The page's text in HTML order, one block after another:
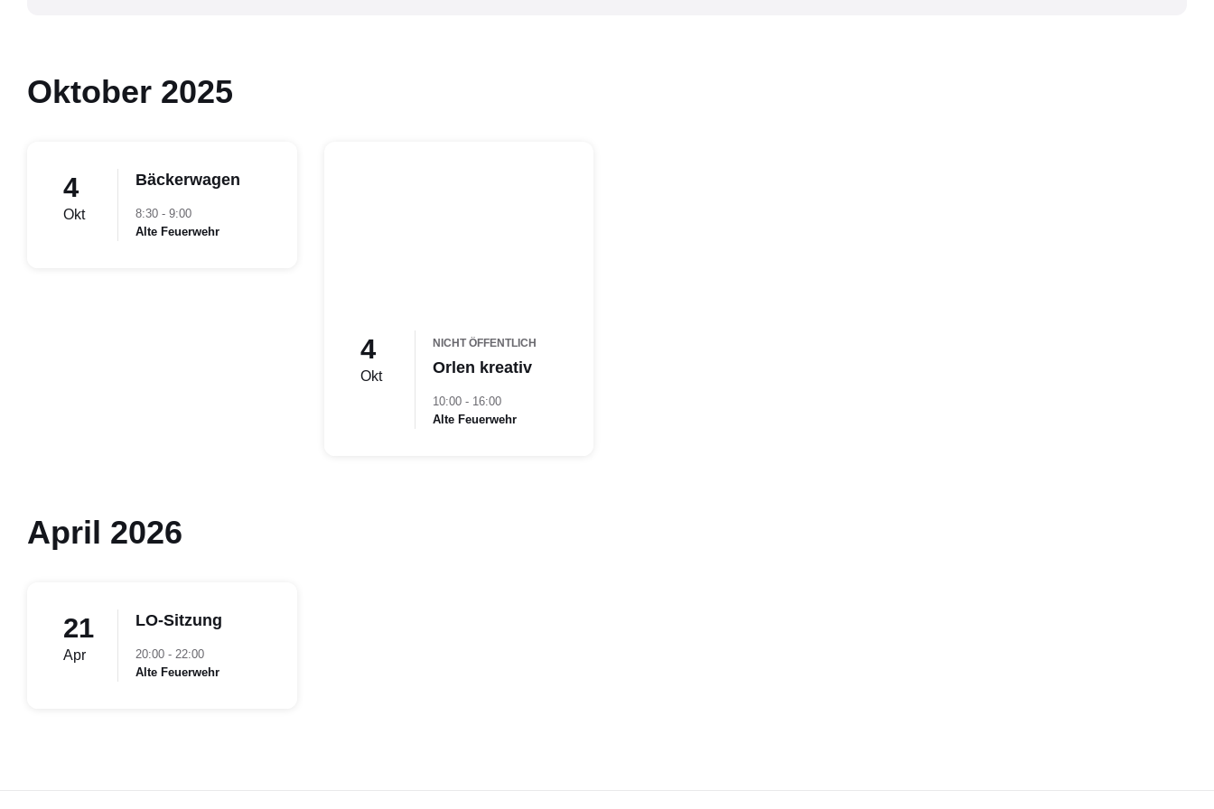
Oktober 2025
4
Okt
Bäckerwagen
8:30 - 9:00
Alte Feuerwehr
4
Okt
NICHT ÖFFENTLICH
Orlen kreativ
10:00 - 16:00
Alte Feuerwehr
April 2026
21
Apr
LO-Sitzung
20:00 - 22:00
Alte Feuerwehr